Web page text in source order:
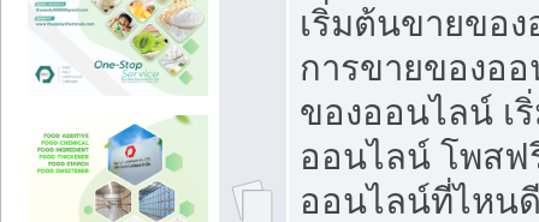
เริ่มต้นขายของ
การขายของอ
ของออนไลน์ เ
ออนไลน์ โพสฟ
ออนไลน์ที่ไหน